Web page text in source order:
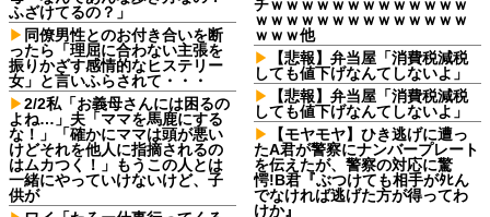
ふざけてるの？」
同僚男性とのお付き合いを断
ったら「理屈に合わない主張を
振りかざす感情的なヒステリー
女」と言いふらされて・・・
2/2私「お義母さんには困るの
よね…」夫「ママを馬鹿にする
な！」「確かにママは頭が悪い
けどそれを他人に指摘されるの
はムカつく！」もうこの人とは
一緒にやっていけないけど、子
供が
チｗｗｗｗｗｗｗｗｗｗｗｗｗ
ｗｗｗｗｗｗｗｗｗｗｗｗｗｗ
ｗｗｗ他
【悲報】弁当屋「消費税減税
しても値下げなんてしないよ」
【悲報】弁当屋「消費税減税
しても値下げなんてしないよ」
【モヤモヤ】ひき逃げに遭っ
たA君が警察にナンバープレート
を伝えたが、警察の対応に驚
愕!B君『ぶつけても相手がﾀﾋん
でなければ逃げた方が得ってわ
けか』